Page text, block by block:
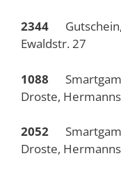
2344
Ewaldstr. 27
1088
Droste,
2052
Droste,